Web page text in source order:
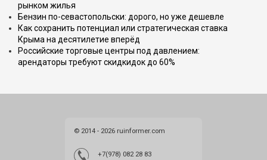
рынком жилья
Бензин по-севастопольски: дорого, но уже дешевле
Как сохранить потенциал или стратегическая ставка
Крыма на десятилетие вперёд
Российские торговые центры под давлением:
арендаторы требуют скидкидок до 60%
© 2014 - 2026 ruinformer.com
+7(978) 082 28 83